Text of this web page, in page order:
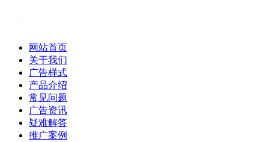
网站首页
关于我们
广告样式
产品介绍
常见问题
广告资讯
疑难解答
推广案例